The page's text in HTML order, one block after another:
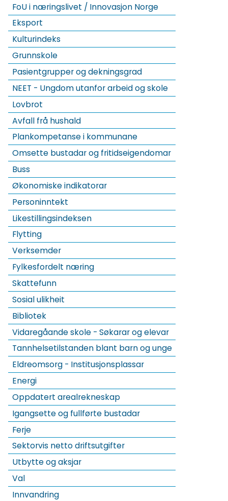
FoU i næringslivet / Innovasjon Norge
Eksport
Kulturindeks
Grunnskole
Pasientgrupper og dekningsgrad
NEET - Ungdom utanfor arbeid og skole
Lovbrot
Avfall frå hushald
Plankompetanse i kommunane
Omsette bustadar og fritidseigendomar
Buss
Økonomiske indikatorar
Personinntekt
Likestillingsindeksen
Flytting
Verksemder
Fylkesfordelt næring
Skattefunn
Sosial ulikheit
Bibliotek
Vidaregåande skole - Søkarar og elevar
Tannhelsetilstanden blant barn og unge
Eldreomsorg - Institusjonsplassar
Energi
Oppdatert arealrekneskap
Igangsette og fullførte bustadar
Ferje
Sektorvis netto driftsutgifter
Utbytte og aksjar
Val
Innvandring